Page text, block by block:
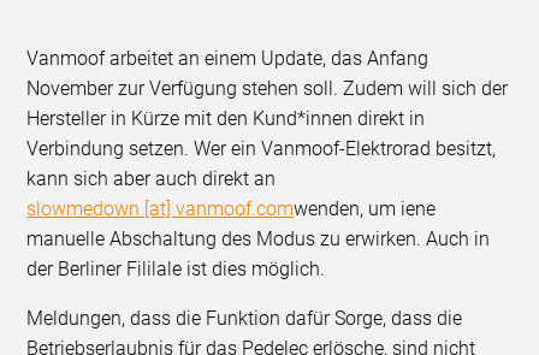
Vanmoof arbeitet an einem Update, das Anfang
November zur Verfügung stehen soll. Zudem will sich der
Hersteller in Kürze mit den Kund*innen direkt in
Verbindung setzen. Wer ein Vanmoof-Elektrorad besitzt,
kann sich aber auch direkt an
slowmedown [at] vanmoof.comwenden, um iene
manuelle Abschaltung des Modus zu erwirken. Auch in
der Berliner Fililale ist dies möglich.
Meldungen, dass die Funktion dafür Sorge, dass die
Betriebserlaubnis für das Pedelec erlösche, sind nicht